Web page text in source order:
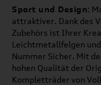
Sport und Design:
attraktiver. Dank des
Zubehörs ist Ihrer
Leichtmetallfelgen
Nummer Sicher. Mit
hohen Qualität der
Kompletträder von